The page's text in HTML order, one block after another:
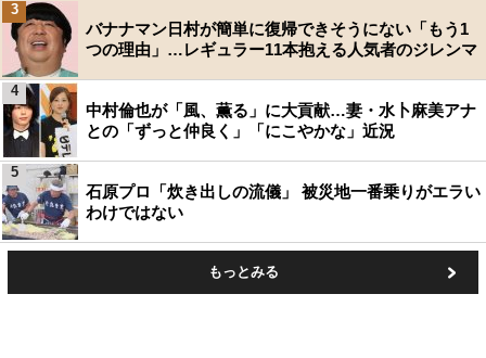
バナナマン日村が簡単に復帰できそうにない「もう1
つの理由」…レギュラー11本抱える人気者のジレンマ
3
中村倫也が「風、薫る」に大貢献…妻・水卜麻美アナ
との「ずっと仲良く」「にこやかな」近況
4
石原プロ「炊き出しの流儀」 被災地一番乗りがエラい
わけではない
5
もっとみる